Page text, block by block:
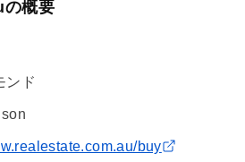
概要
ンド
buy